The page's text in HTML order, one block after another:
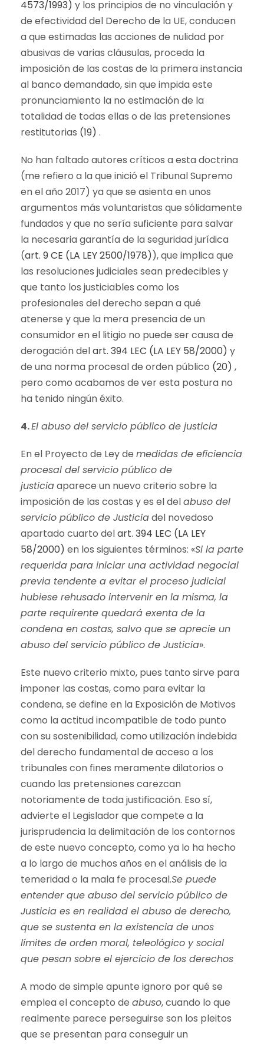
4573/1993) y los principios de no vinculación y
de efectividad del Derecho de la UE, conducen
a que estimadas las acciones de nulidad por
abusivas de varias cláusulas, proceda la
imposición de las costas de la primera instancia
al banco demandado, sin que impida este
pronunciamiento la no estimación de la
totalidad de todas ellas o de las pretensiones
restitutorias (19) .
No han faltado autores críticos a esta doctrina
(me refiero a la que inició el Tribunal Supremo
en el año 2017) ya que se asienta en unos
argumentos más voluntaristas que sólidamente
fundados y que no sería suficiente para salvar
la necesaria garantía de la seguridad jurídica
(art. 9 CE (LA LEY 2500/1978)), que implica que
las resoluciones judiciales sean predecibles y
que tanto los justiciables como los
profesionales del derecho sepan a qué
atenerse y que la mera presencia de un
consumidor en el litigio no puede ser causa de
derogación delart. 394 LEC (LA LEY 58/2000) y
de una norma procesal de orden público (20) ,
pero como acabamos de ver esta postura no
ha tenido ningún éxito.
4.El abuso del servicio público de justicia
En el Proyecto de Ley de medidas de eficiencia
procesal del servicio público de
justiciaaparece un nuevo criterio sobre la
imposición de las costas y es el delabuso del
servicio público de Justiciadel novedoso
apartado cuarto delart. 394 LEC (LA LEY
58/2000) en los siguientes términos: «Si la parte
requerida para iniciar una actividad negocial
previa tendente a evitar el proceso judicial
hubiese rehusado intervenir en la misma, la
parte requirente quedará exenta de la
condena en costas, salvo que se aprecie un
abuso del servicio público de Justicia».
Este nuevo criterio mixto, pues tanto sirve para
imponer las costas, como para evitar la
condena, se define en la Exposición de Motivos
como la actitud incompatible de todo punto
con su sostenibilidad, como utilización indebida
del derecho fundamental de acceso a los
tribunales con fines meramente dilatorios o
cuando las pretensiones carezcan
notoriamente de toda justificación. Eso sí,
advierte el Legislador que compete a la
jurisprudencia la delimitación de los contornos
de este nuevo concepto, como ya lo ha hecho
a lo largo de muchos años en el análisis de la
temeridad o la mala fe procesal.Se puede
entender que abuso del servicio público de
Justicia es en realidad el abuso de derecho,
que se sustenta en la existencia de unos
límites de orden moral, teleológico y social
que pesan sobre el ejercicio de los derechos
A modo de simple apunte ignoro por qué se
emplea el concepto de abuso, cuando lo que
realmente parece perseguirse son los pleitos
que se presentan para conseguir un